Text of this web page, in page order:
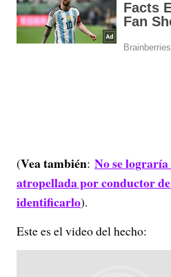
(Vea también: No se
atropellada por conductor
identificarlo).
Este es el video del hecho: